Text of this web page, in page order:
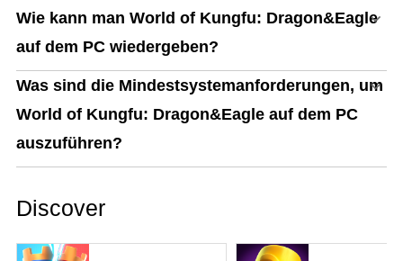
Wie kann man World of Kungfu: Dragon&Eagle
auf dem PC wiedergeben?
Was sind die Mindestsystemanforderungen, um
World of Kungfu: Dragon&Eagle auf dem PC
auszuführen?
Discover